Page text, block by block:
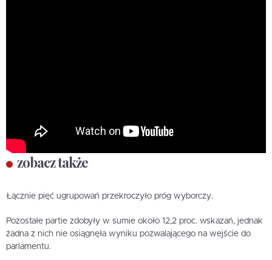
zobacz także
Łącznie pięć ugrupowań przekroczyło próg wyborczy.
Pozostałe partie zdobyły w sumie około 12,2 proc. wskazań, jednak
żadna z nich nie osiągnęła wyniku pozwalającego na wejście do
parlamentu.